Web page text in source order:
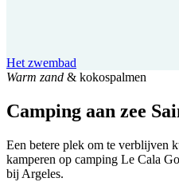
Het zwembad
Warm zand & kokospalmen
Camping aan zee
Een betere plek om te verblijven
kamperen op camping Le Cala
bij Argeles.